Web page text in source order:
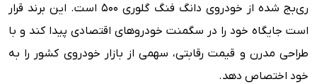
ری‌بج شده از خودروی دانگ فنگ گلوری ۵۰۰ است. این برند قرار
است جایگاه خود را در سگمنت خودروهای اقتصادی پیدا کند و با
طراحی مدرن و قیمت رقابتی، سهمی از بازار خودروی کشور را به
خود اختصاص دهد.